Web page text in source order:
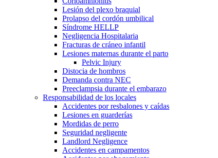
Lesión del plexo braquial
Prolapso del cordón umbilical
Síndrome HELLP
Negligencia Hospitalaria
Fracturas de cráneo infantil
Lesiones maternas durante el parto
Pelvic Injury
Distocia de hombros
Demanda contra NEC
Preeclampsia durante el embarazo
Responsabilidad de los locales
Accidentes por resbalones y caídas
Lesiones en guarderías
Mordidas de perro
Seguridad negligente
Landlord Negligence
Accidentes en campamentos